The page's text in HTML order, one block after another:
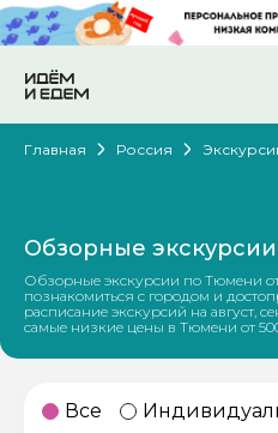
Главная Россия
Обзорные
Обзорные экскурсии по Тюмени
познакомиться с городом и
расписание экскурсий на август,
самые низкие цены в Тюмени от
Все